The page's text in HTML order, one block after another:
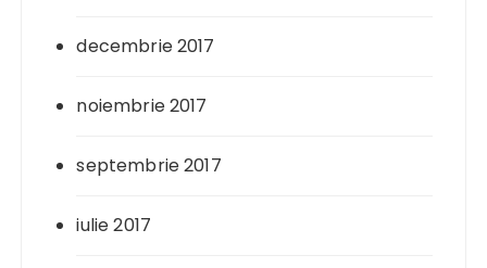
decembrie 2017
noiembrie 2017
septembrie 2017
iulie 2017